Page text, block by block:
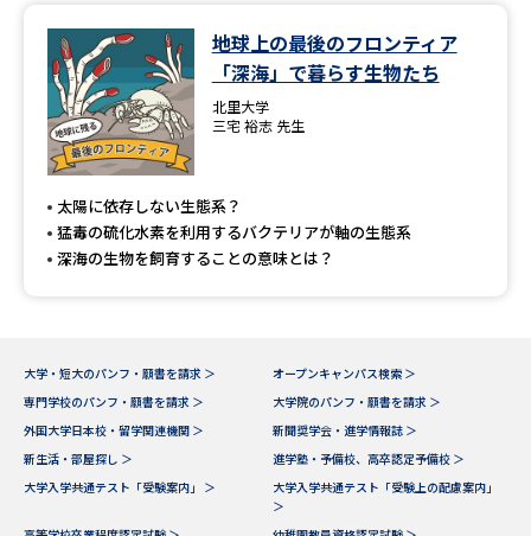
地球上の最後のフロンティア
「深海」で暮らす生物たち
北里大学
三宅 裕志 先生
太陽に依存しない生態系？
猛毒の硫化水素を利用するバクテリアが軸の生態系
深海の生物を飼育することの意味とは？
大学・短大のパンフ・願書を請求 ＞
オープンキャンパス検索 ＞
専門学校のパンフ・願書を請求 ＞
大学院のパンフ・願書を請求 ＞
外国大学日本校・留学関連機関 ＞
新聞奨学会・進学情報誌 ＞
新生活・部屋探し ＞
進学塾・予備校、高卒認定予備校 ＞
大学入学共通テスト「受験案内」 ＞
大学入学共通テスト「受験上の配慮案内」
＞